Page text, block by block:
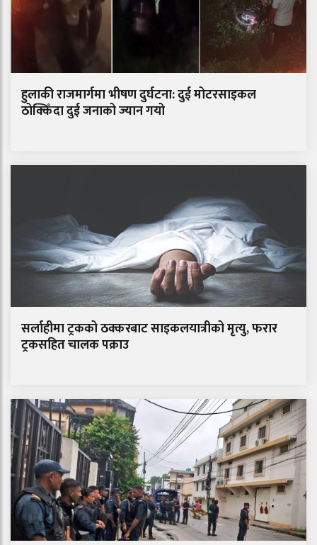
हुलाकी राजमार्गमा भीषण दुर्घटना: दुई मोटरसाइकल
ठोक्किँदा दुई जनाको ज्यान गयो
सर्लाहीमा ट्रकको ठक्करबाट साइकलयात्रीको मृत्यु, फरार
ट्रकसहित चालक पक्राउ